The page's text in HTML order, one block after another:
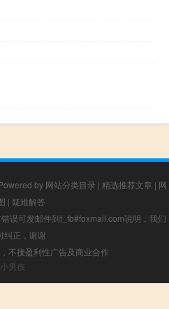
by 网站分类目录 | 精选推荐文章 | 网
| 疑难解答
误可发邮件到f_fb#foxmail.com说明，我们
纠正，谢谢
不接盈利性广告及商业合作
小男孩